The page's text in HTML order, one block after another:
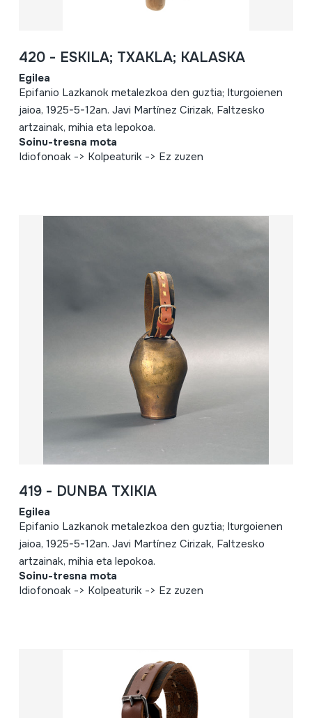
420 - ESKILA; TXAKLA; KALASKA
Egilea
Epifanio Lazkanok metalezkoa den guztia; Iturgoienen
jaioa, 1925-5-12an. Javi Martínez Cirizak, Faltzesko
artzainak, mihia eta lepokoa.
Soinu-tresna mota
Idiofonoak -> Kolpeaturik -> Ez zuzen
419 - DUNBA TXIKIA
Egilea
Epifanio Lazkanok metalezkoa den guztia; Iturgoienen
jaioa, 1925-5-12an. Javi Martínez Cirizak, Faltzesko
artzainak, mihia eta lepokoa.
Soinu-tresna mota
Idiofonoak -> Kolpeaturik -> Ez zuzen